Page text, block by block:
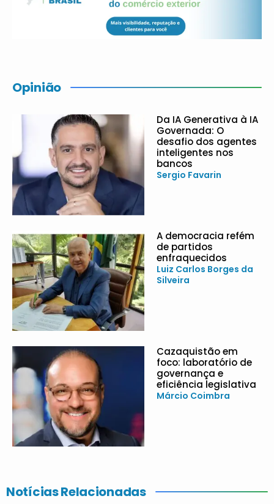
Opinião
Da IA Generativa à IA
Governada: O
desafio dos agentes
inteligentes nos
bancos
Sergio Favarin
A democracia refém
de partidos
enfraquecidos
Luiz Carlos Borges da
Silveira
Cazaquistão em
foco: laboratório de
governança e
eficiência legislativa
Márcio Coimbra
Notícias Relacionadas